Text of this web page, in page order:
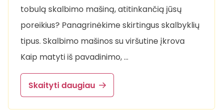
tobulą skalbimo mašiną, atitinkančią jūsų
poreikius? Panagrinėkime skirtingus skalbyklių
tipus. Skalbimo mašinos su viršutine įkrova
Kaip matyti iš pavadinimo, …
Skaityti daugiau